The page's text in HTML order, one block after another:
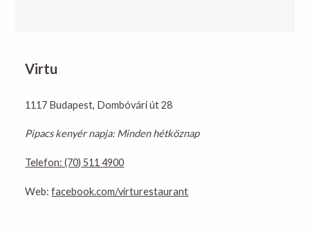
Virtu
1117 Budapest, Dombóvári út 28
Pipacs kenyér napja: Minden hétköznap
Telefon: (70) 511 4900
Web:facebook.com/virturestaurant